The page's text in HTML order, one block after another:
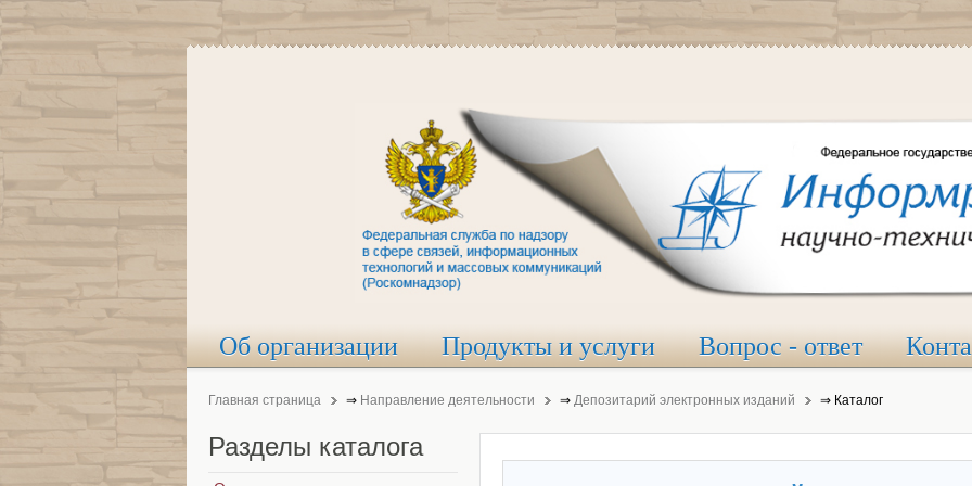
Об организации Продукты и услуги Вопрос - ответ
Главная страница ⇒ Направление деятельности ⇒ Депозитарий электронных изданий ⇒ Каталог
Разделы каталога